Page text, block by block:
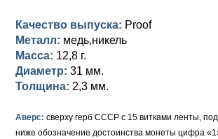
Качество выпуска: Proof
Металл: медь,никель
Масса: 12,8 г.
Диаметр: 31 мм.
Толщина: 2,3 мм.
Аверс: сверху герб СССР с 15 витками ленты,
ниже обозначение достоинства монеты цифра